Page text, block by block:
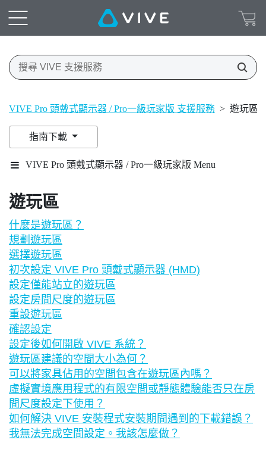
VIVE Pro 頭戴式顯示器 / Pro一級玩家版 支援服務 > 遊玩區
指南下載
VIVE Pro 頭戴式顯示器 / Pro一級玩家版 Menu
遊玩區
什麼是遊玩區？
規劃遊玩區
選擇遊玩區
初次設定 VIVE Pro 頭戴式顯示器 (HMD)
設定僅能站立的遊玩區
設定房間尺度的遊玩區
重設遊玩區
確認設定
設定後如何開啟 VIVE 系統？
遊玩區建議的空間大小為何？
可以將家具佔用的空間包含在遊玩區內嗎？
虛擬實境應用程式的有限空間或靜態體驗能否只在房
間尺度設定下使用？
如何解決 VIVE 安裝程式安裝期間遇到的下載錯誤？
我無法完成空間設定。我該怎麼做？